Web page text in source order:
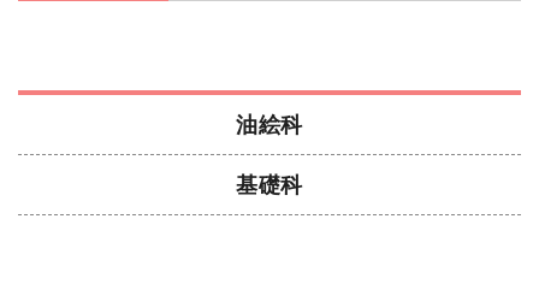
油絵科
基礎科